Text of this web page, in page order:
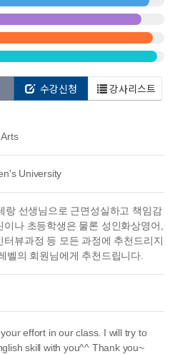
수강신청 강사리스트
University
랑 선생님으로 근면성실하고 책임감
이나 초등학생은 물론 성인화상영어,
터뷰과정 등 모든 과정에 추천드리지
벨의 회원님에게 추천드립니다.
effort in our class. I will try to
skill with you^^ Thank you~